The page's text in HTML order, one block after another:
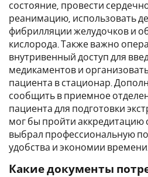
состояние, провести
реанимацию, использовать
фибрилляции желудочков и
кислорода. Также важно
внутривенный доступ для
медикаментов и
пациента в стационар.
сообщить в приемное
пациента для подготовки
мог бы пройти аккредитацию
выбрал профессиональную
удобства и экономии времени.
Какие документы